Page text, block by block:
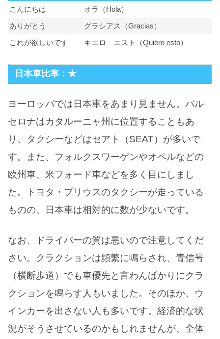
こんにちは
オラ（Hola）
ありがとう
グラシアス（Gracias）
これが欲しいです
キエロ エスト（Quiero esto）
日本車比率：★
ヨーロッパでは日本車をあまり見ません。バル
セロナはカタルーニャ州に位置することもあ
り、タクシーなどはセアト（SEAT）が多いで
す。また、フォルクスワーゲンやオペルなどの
欧州車、米フォード車などを多く目にしまし
た。トヨタ・プリウスのタクシーが走っている
ものの、日本車は相対的に数が少ないです。
なお、ドライバーの質は悪いので注意してくだ
さい。クラクションは頻繁に鳴らされ、青信号
（横断歩道）でも車優先と言わんばかりにクラ
クションを鳴らす人もいました。そのほか、ウ
インカーを出さない人も多いです。経済的な状
況がそうさせているのかもしれませんが、全体